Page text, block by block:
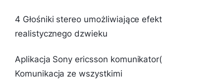
4 Głośniki stereo umożliwiające efekt
realistycznego dzwieku
Aplikacja Sony ericsson komunikator(
Komunikacja ze wszystkimi